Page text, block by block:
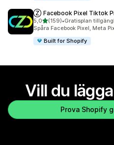
Ⓩ Facebook Pixel Tiktok
5,0av 5 stjärnor
(159)
159 recensioner totalt
•Gratisplan
Spåra Facebook Pixel, Meta
Built for Shopify
Vill du
Prova Shopify